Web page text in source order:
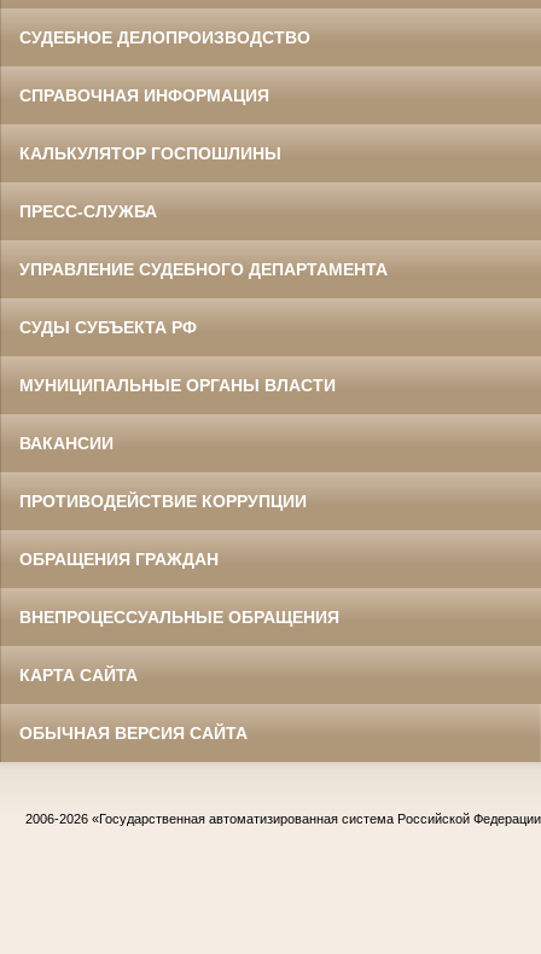
СУДЕБНОЕ ДЕЛОПРОИЗВОДСТВО
СПРАВОЧНАЯ ИНФОРМАЦИЯ
КАЛЬКУЛЯТОР ГОСПОШЛИНЫ
ПРЕСС-СЛУЖБА
УПРАВЛЕНИЕ СУДЕБНОГО ДЕПАРТАМЕНТА
СУДЫ СУБЪЕКТА РФ
МУНИЦИПАЛЬНЫЕ ОРГАНЫ ВЛАСТИ
ВАКАНСИИ
ПРОТИВОДЕЙСТВИЕ КОРРУПЦИИ
ОБРАЩЕНИЯ ГРАЖДАН
ВНЕПРОЦЕССУАЛЬНЫЕ ОБРАЩЕНИЯ
КАРТА САЙТА
ОБЫЧНАЯ ВЕРСИЯ САЙТА
2006-2026 «Государственная автоматизированная система Российской